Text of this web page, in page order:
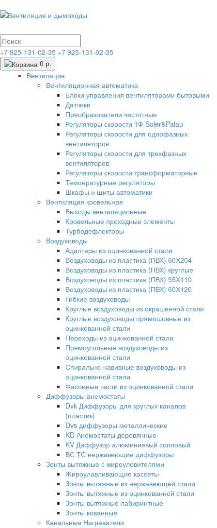
+7 925-131-02-35 +7 925-131-02-35
0 р.
Вентиляция
Вентиляционная автоматика
Блоки управления вентиляторами бытовыми
Датчики
Преобразователи частотные
Регуляторы скорости 1Ф Soler&Palau
Регуляторы скорости для однофазных
вентиляторов
Регуляторы скорости для трехфазных
вентиляторов
Регуляторы скорости трансформаторные
Температурные регуляторы
Шкафы и щиты автоматики
Вентиляция кровельная
Выходы вентиляционные
Кровельные проходные элементы
Турбодефлекторы
Воздуховоды
Адаптеры из оцинкованной стали
Воздуховоды из пластика (ПВХ) 60Х204
Воздуховоды из пластика (ПВХ) круглые
Воздуховоды из пластика (ПВХ) 55Х110
Воздуховоды из пластика (ПВХ) 60Х120
Гибкие воздуховоды
Круглые воздуховоды из окрашенной стали
Круглые воздуховоды прямошовные из
оцинкованной стали
Переходы из оцинкованной стали
Прямоугольные воздуховоды из
оцинкованной стали
Спирально-навивные воздуховоды из
оцинкованной стали
Фасонные части из оцинкованной стали
Диффузоры анемостаты
Dvk Диффузоры для круглых каналов
(пластик)
Dvs диффузоры металлические
KD Анемостаты деревянные
KV Диффузор алюминиевый сопловый
ВС ТС нержавеющие диффузоры
Зонты вытяжные с жироуловителями
Жироулавливающие кассеты
Зонты вытяжные из нержавеющей стали
Зонты вытяжные из оцинкованной стали
Зонты вытяжные лабиринтные
Зонты кованные
Канальные Нагреватели